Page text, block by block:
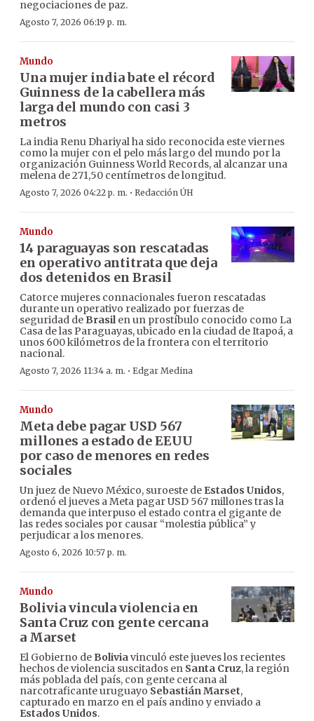
negociaciones de paz.
Agosto 7, 2026 06:19 p. m.
Mundo
Una mujer india bate el récord
Guinness de la cabellera más
larga del mundo con casi 3
metros
La india Renu Dhariyal ha sido reconocida este viernes
como la mujer con el pelo más largo del mundo por la
organización Guinness World Records, al alcanzar una
melena de 271,50 centímetros de longitud.
Agosto 7, 2026 04:22 p. m. · Redacción ÚH
Mundo
14 paraguayas son rescatadas
en operativo antitrata que deja
dos detenidos en Brasil
Catorce mujeres connacionales fueron rescatadas
durante un operativo realizado por fuerzas de
seguridad de Brasilen un prostíbulo conocido como La
Casa de las Paraguayas, ubicado en la ciudad de Itapoá, a
unos 600 kilómetros de la frontera con el territorio
nacional.
Agosto 7, 2026 11:34 a. m. · Edgar Medina
Mundo
Meta debe pagar USD 567
millones a estado de EEUU
por caso de menores en redes
sociales
Un juez de Nuevo México, suroeste de Estados Unidos,
ordenó el jueves a Meta pagar USD 567 millones tras la
demanda que interpuso el estado contra el gigante de
las redes sociales por causar “molestia pública” y
perjudicar a los menores.
Agosto 6, 2026 10:57 p. m.
Mundo
Bolivia vincula violencia en
Santa Cruz con gente cercana
a Marset
El Gobierno de Boliviavinculó este jueves los recientes
hechos de violencia suscitados en Santa Cruz, la región
más poblada del país, con gente cercana al
narcotraficante uruguayo Sebastián Marset,
capturado en marzo en el país andino y enviado a
Estados Unidos.